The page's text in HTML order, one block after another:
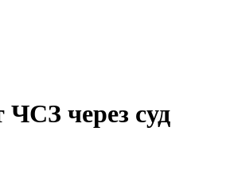
ЧСЗ через суд